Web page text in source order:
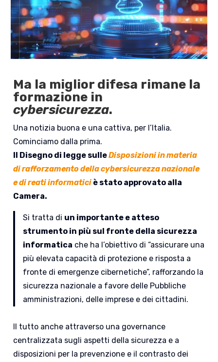
Ma la miglior difesa rimane la
formazione in
cybersicurezza.
Una notizia buona e una cattiva, per l’Italia.
Cominciamo dalla prima.
Il Disegno di legge sulleDisposizioni in materia
di rafforzamento della cybersicurezza nazionale
e di reati informatici è stato approvato alla
Camera.
Si tratta di un importante e atteso
strumento in più sul fronte della sicurezza
informatica che ha l’obiettivo di “assicurare una
più elevata capacità di protezione e risposta a
fronte di emergenze cibernetiche”, rafforzando la
sicurezza nazionale a favore delle Pubbliche
amministrazioni, delle imprese e dei cittadini.
Il tutto anche attraverso una governance
centralizzata sugli aspetti della sicurezza e a
disposizioni per la prevenzione e il contrasto dei